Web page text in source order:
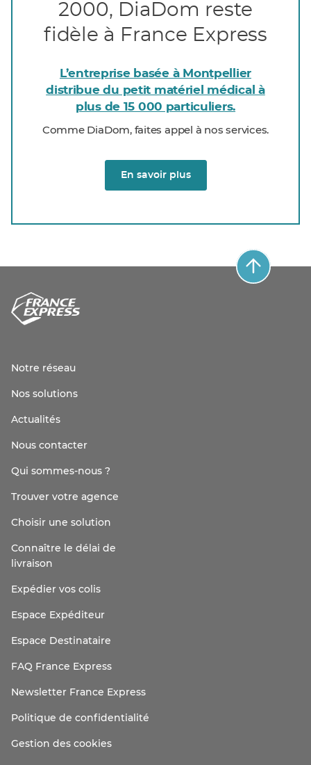
2000, DiaDom reste
fidèle à France Express
L’entreprise basée à Montpellier
distribue du petit matériel médical à
plus de 15 000 particuliers.
Comme DiaDom, faites appel à nos services.
En savoir plus
Notre réseau
Nos solutions
Actualités
Nous contacter
Qui sommes-nous ?
Trouver votre agence
Choisir une solution
Connaître le délai de
livraison
Expédier vos colis
Espace Expéditeur
Espace Destinataire
FAQ France Express
Newsletter France Express
Politique de confidentialité
Gestion des cookies